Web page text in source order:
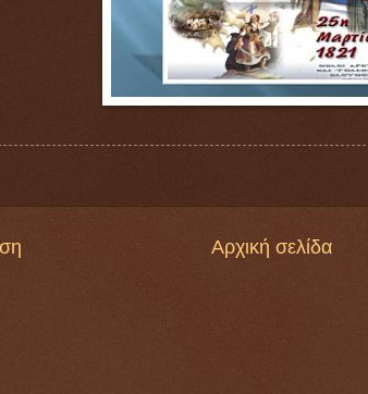
Αρχική σελίδα